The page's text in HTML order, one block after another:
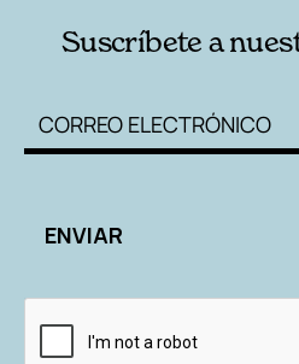
Suscríbete a